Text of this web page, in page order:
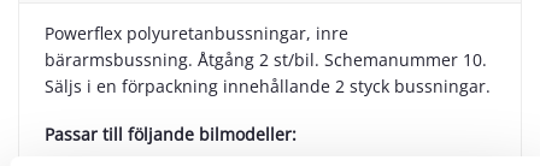
Powerflex polyuretanbussningar, inre
bärarmsbussning. Åtgång 2 st/bil. Schemanummer 10.
Säljs i en förpackning innehållande 2 styck bussningar.
Passar till följande bilmodeller: